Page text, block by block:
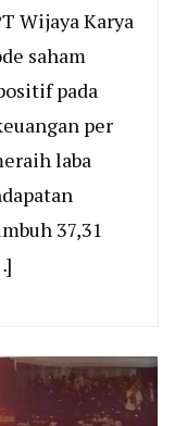
Wijaya Karya
saham
pada
per
laba
37,31